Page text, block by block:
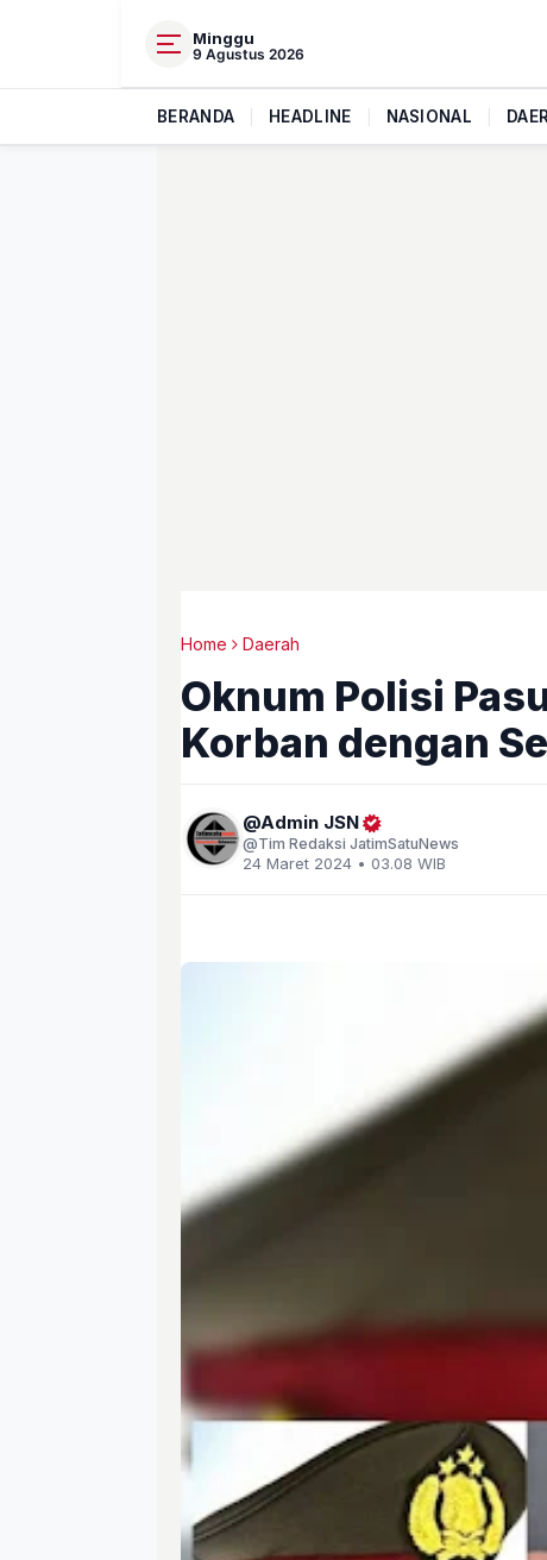
Minggu
9 Agustus 2026
BERANDA HEADLINE NASIONAL
Home Daerah
Oknum Polisi
Korban dengan
Admin JSN
Tim Redaksi JatimSatuNews
24 Maret 2024 • 03.08 WIB